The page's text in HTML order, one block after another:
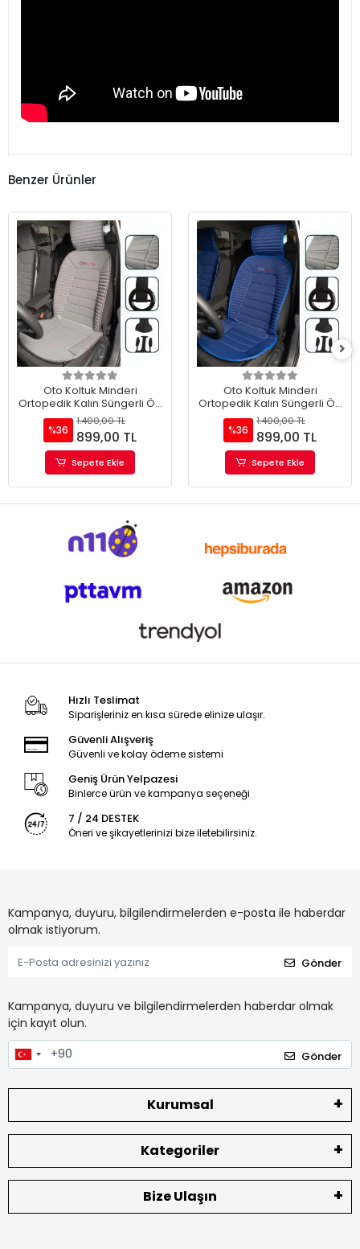
Benzer Ürünler
Oto Koltuk Minderi
Ortopedik Kalın Süngerli Ön
2 Koltuk Gri Renk Araç Koltuk
Koruyucu Kılıf
%36
1.400,00 TL
899,00 TL
Sepete Ekle
Oto Koltuk Minderi
Ortopedik Kalın Süngerli Ön
2 Koltuk Mavi Renk Araç
Koltuk Koruyucu Kılıf
%36
1.400,00 TL
899,00 TL
Sepete Ekle
Hızlı Teslimat
Siparişleriniz en kısa sürede elinize ulaşır.
Güvenli Alışveriş
Güvenli ve kolay ödeme sistemi
Geniş Ürün Yelpazesi
Binlerce ürün ve kampanya seçeneği
7 / 24 DESTEK
Öneri ve şikayetlerinizi bize iletebilirsiniz.
Kampanya, duyuru, bilgilendirmelerden e-posta ile haberdar
olmak istiyorum.
Gönder
Kampanya, duyuru ve bilgilendirmelerden haberdar olmak
için kayıt olun.
Gönder
Kurumsal
Kategoriler
Bize Ulaşın